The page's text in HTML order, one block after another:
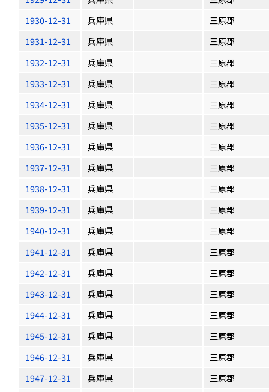
1930-12-31
兵庫県
三原郡
1931-12-31
兵庫県
三原郡
1932-12-31
兵庫県
三原郡
1933-12-31
兵庫県
三原郡
1934-12-31
兵庫県
三原郡
1935-12-31
兵庫県
三原郡
1936-12-31
兵庫県
三原郡
1937-12-31
兵庫県
三原郡
1938-12-31
兵庫県
三原郡
1939-12-31
兵庫県
三原郡
1940-12-31
兵庫県
三原郡
1941-12-31
兵庫県
三原郡
1942-12-31
兵庫県
三原郡
1943-12-31
兵庫県
三原郡
1944-12-31
兵庫県
三原郡
1945-12-31
兵庫県
三原郡
1946-12-31
兵庫県
三原郡
1947-12-31
兵庫県
三原郡